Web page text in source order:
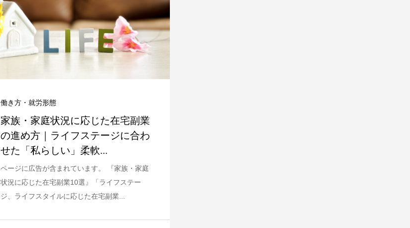
働き方・就労形態
家族・家庭状況に応じた在宅副業
の進め方｜ライフステージに合わ
せた「私らしい」柔軟...
ページに広告が含まれています。 『家族・家庭
状況に応じた在宅副業10選』「ライフステー
ジ、ライフスタイルに応じた在宅副業...